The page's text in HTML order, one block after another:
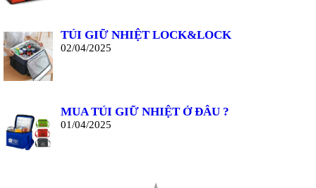
TÚI GIỮ NHIỆT LOCK&LOCK
02/04/2025
MUA TÚI GIỮ NHIỆT Ở ĐÂU ?
01/04/2025